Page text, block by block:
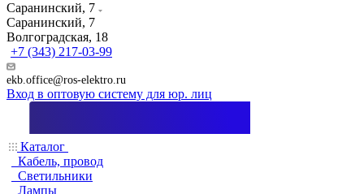
Саранинский, 7
Саранинский, 7
Волгоградская, 18
+7 (343) 217-03-99
ekb.office@ros-elektro.ru
Вход в оптовую систему для юр. лиц
Каталог
Кабель, провод
Светильники
Лампы